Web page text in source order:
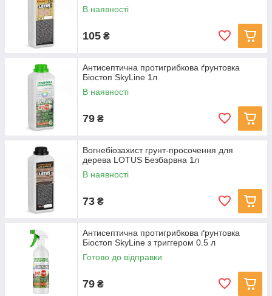
В наявності
105 ₴
Антисептична протигрибкова ґрунтовка
Біостоп SkyLine 1л
В наявності
79 ₴
Вогнебіозахист грунт-просочення для
дерева LOTUS Безбарвна 1л
В наявності
73 ₴
Антисептична протигрибкова ґрунтовка
Біостоп SkyLine з триггером 0.5 л
Готово до відправки
79 ₴